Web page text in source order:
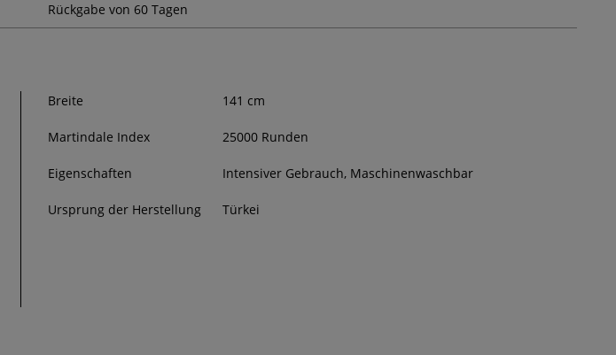
Rückgabe von 60 Tagen
Breite 141 cm
Martindale Index 25000 Runden
Eigenschaften Intensiver Gebrauch, Maschinenwaschbar
Ursprung der Herstellung Türkei